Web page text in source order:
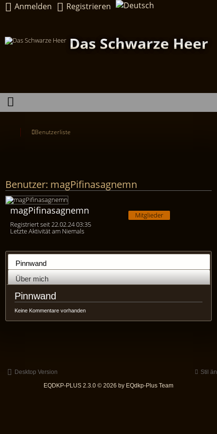
Anmelden Registrieren
Das Schwarze Heer
Benutzerliste
Benutzer: magPifinasagnemn
magPifinasagnemn
Mitglieder
Registriert seit 22.02.24 03:35
Letzte Aktivität am Niemals
Pinnwand
Über mich
Pinnwand
Keine Kommentare vorhanden
Desktop Version
Stil
EQDKP-PLUS 2.3.0 © 2026 by EQdkp-Plus Team